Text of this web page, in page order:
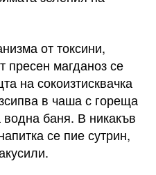
от токсини,
пресен магданоз се
на сокоизтисквачка
в чаша с гореща
баня. В никакъв
се пие сутрин,